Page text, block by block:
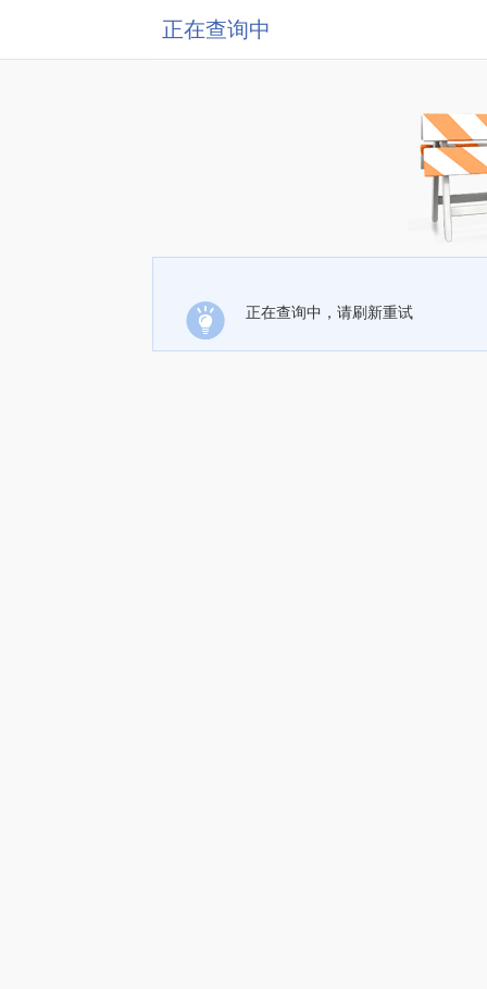
正在查询中
正在查询中，请刷新重试